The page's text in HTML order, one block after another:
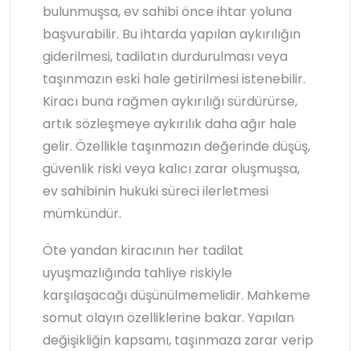
bulunmuşsa, ev sahibi önce ihtar yoluna
başvurabilir. Bu ihtarda yapılan aykırılığın
giderilmesi, tadilatın durdurulması veya
taşınmazın eski hale getirilmesi istenebilir.
Kiracı buna rağmen aykırılığı sürdürürse,
artık sözleşmeye aykırılık daha ağır hale
gelir. Özellikle taşınmazın değerinde düşüş,
güvenlik riski veya kalıcı zarar oluşmuşsa,
ev sahibinin hukuki süreci ilerletmesi
mümkündür.
Öte yandan kiracının her tadilat
uyuşmazlığında tahliye riskiyle
karşılaşacağı düşünülmemelidir. Mahkeme
somut olayın özelliklerine bakar. Yapılan
değişikliğin kapsamı, taşınmaza zarar verip